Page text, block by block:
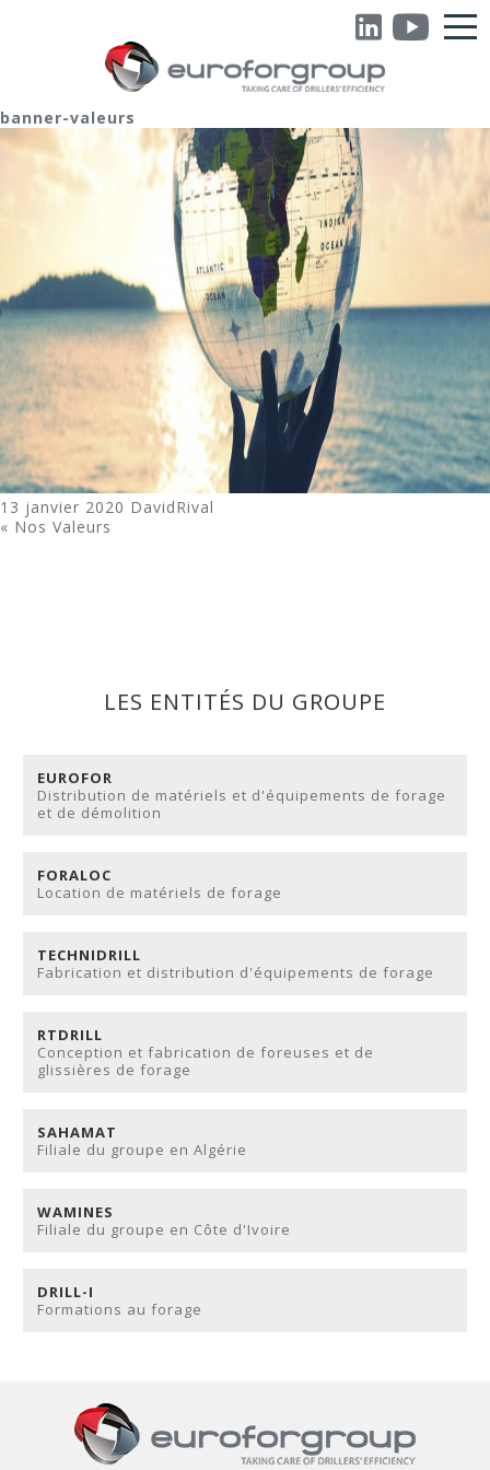
banner-valeurs
13 janvier 2020 DavidRival
« Nos Valeurs
LES ENTITÉS DU GROUPE
EUROFOR
Distribution de matériels et d'équipements de forage
et de démolition
FORALOC
Location de matériels de forage
TECHNIDRILL
Fabrication et distribution d'équipements de forage
RTDRILL
Conception et fabrication de foreuses et de
glissières de forage
SAHAMAT
Filiale du groupe en Algérie
WAMINES
Filiale du groupe en Côte d'Ivoire
DRILL-I
Formations au forage